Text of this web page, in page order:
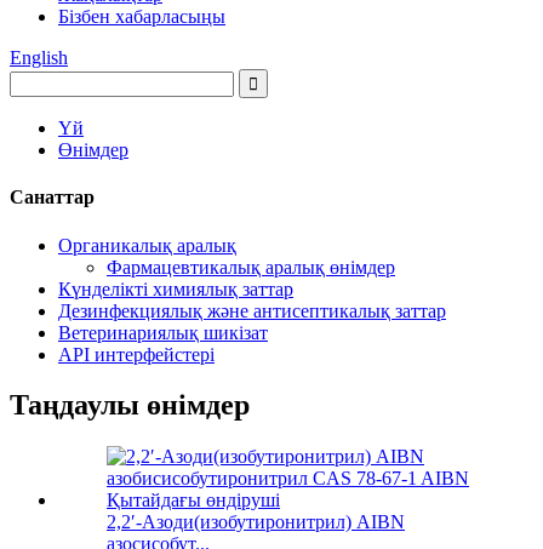
Бізбен хабарласыңы
English
Үй
Өнімдер
Санаттар
Органикалық аралық
Фармацевтикалық аралық өнімдер
Күнделікті химиялық заттар
Дезинфекциялық және антисептикалық заттар
Ветеринариялық шикізат
API интерфейстері
Таңдаулы өнімдер
2,2′-Азоди(изобутиронитрил) AIBN
азосисобут...